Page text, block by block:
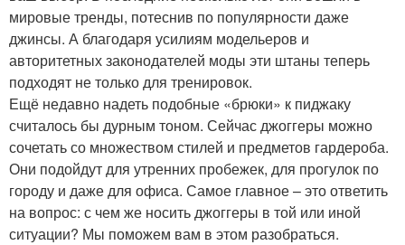
мировые тренды, потеснив по популярности даже
джинсы. А благодаря усилиям модельеров и
авторитетных законодателей моды эти штаны теперь
подходят не только для тренировок.
Ещё недавно надеть подобные «брюки» к пиджаку
считалось бы дурным тоном. Сейчас джоггеры можно
сочетать со множеством стилей и предметов гардероба.
Они подойдут для утренних пробежек, для прогулок по
городу и даже для офиса. Самое главное – это ответить
на вопрос: с чем же носить джоггеры в той или иной
ситуации? Мы поможем вам в этом разобраться.